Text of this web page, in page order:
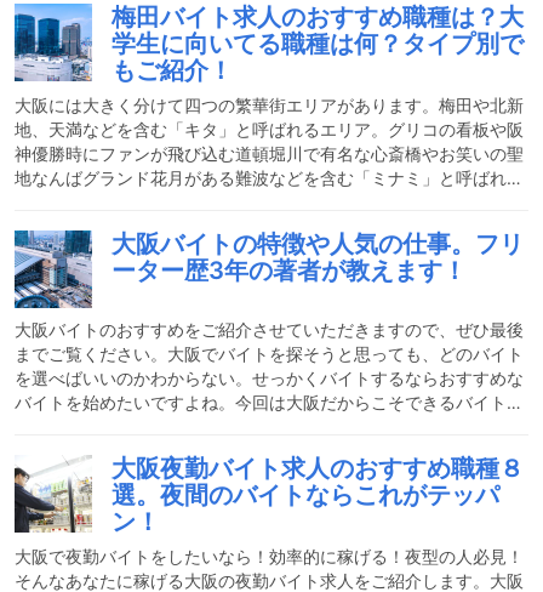
梅田バイト求人のおすすめ職種は？大
学生に向いてる職種は何？タイプ別で
もご紹介！
大阪には大きく分けて四つの繁華街エリアがあります。梅田や北新
地、天満などを含む「キタ」と呼ばれるエリア。グリコの看板や阪
神優勝時にファンが飛び込む道頓堀川で有名な心斎橋やお笑いの聖
地なんばグランド花月がある難波などを含む「ミナミ」と呼ばれる
ある阿倍野を含む「阿倍野」と呼ばれるエリア。そして最近は大阪
城が鎮座し、駅の周辺は千ベロと言われるリーズナブルな居酒屋や
立ち飲み屋が軒を連ねる京橋を「ヒガシ」と呼んでいます。これら
のエリアはどこも繁華街のため飲食店などが軒を連ね、求人も豊富
に募集されています。中でも「キタ」と「ミナミ」は、大阪を知
大阪バイトの特徴や人気の仕事。フリ
ーター歴3年の著者が教えます！
大阪バイトのおすすめをご紹介させていただきますので、ぜひ最後
までご覧ください。大阪でバイトを探そうと思っても、どのバイト
を選べばいいのかわからない。せっかくバイトするならおすすめな
バイトを始めたいですよね。今回は大阪だからこそできるバイトの
間続けてきた私だからこそ話せることを赤裸々にお話しさせていた
だきます。大阪バイト求人の特徴は？イベント系スタッフのバイト
が人気です大阪ではいつもでもどこでもイベントが行われていま
す。アーティストのライブイベントや、コンサート、食のイベント
など常にイベントが行われています。イベントの種類が豊富だから
バ
大阪夜勤バイト求人のおすすめ職種８
選。夜間のバイトならこれがテッパ
ン！
大阪で夜勤バイトをしたいなら！効率的に稼げる！夜型の人必見！
そんなあなたに稼げる大阪の夜勤バイト求人をご紹介します。大阪